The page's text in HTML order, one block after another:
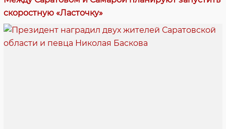
скоростную «Ласточку»